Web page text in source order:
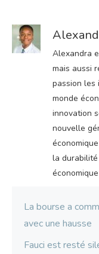
Alexandra
mais aussi
passion les
monde
innovation
nouvelle
la
La bourse a
avec une hausse
Fauci est resté